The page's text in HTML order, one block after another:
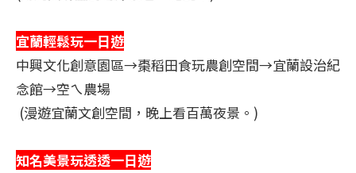
宜蘭輕鬆玩一日遊
​​​​​​中興文化創意園區→棗稻田食玩農創空間→宜蘭設治紀
念館→空ㄟ農場
(漫遊宜蘭文創空間，晚上看百萬夜景。)
知名美景玩透透一日遊